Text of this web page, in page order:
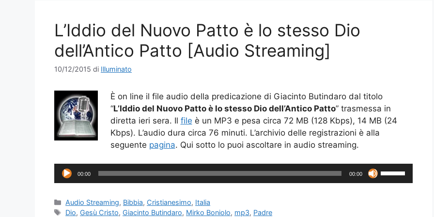
L’Iddio del Nuovo Patto è lo stesso Dio
dell’Antico Patto [Audio Streaming]
10/12/2015 di Illuminato
È on line il file audio della predicazione di Giacinto Butindaro dal titolo
“L’Iddio del Nuovo Patto è lo stesso Dio dell’Antico Patto” trasmessa in
diretta ieri sera. Il file è un MP3 e pesa circa 72 MB (128 Kbps), 14 MB (24
Kbps). L’audio dura circa 76 minuti. L’archivio delle registrazioni è alla
seguente pagina. Qui sotto lo puoi ascoltare in audio streaming.
Audio
Player
00:00 00:00
Usa
i
Categorie
Audio Streaming, Bibbia, Cristianesimo, Italia
Tag
Dio, Gesù Cristo, Giacinto Butindaro, Mirko Boniolo, mp3, Padre